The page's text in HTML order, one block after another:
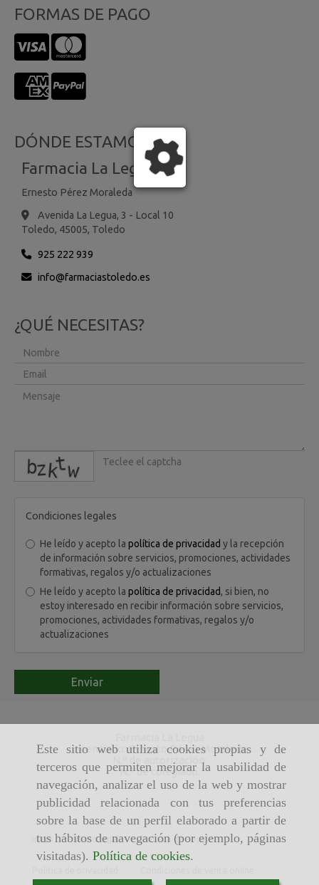
Este sitio web utiliza cookies propias y de
terceros que permiten mejorar la usabilidad de
navegación, analizar el uso de la web y mostrar
publicidad relacionada con tus preferencias
sobre la base de un perfil elaborado a partir de
tus hábitos de navegación (por ejemplo, páginas
visitadas). Política de cookies.
FORMAS DE PAGO
DÓNDE ESTAMOS
Farmacia La Legua
Ernesto Pérez Moraleda
Avenida La Legua, 3 - Local 10
Toledo, 45005, Toledo
925 222 939
info
farmaciastoledo.es
¿QUÉ NECESITAS?
captcha
Condiciones legales
He leído y acepto la política de privacidad y la recepción
de información sobre servicios, promociones, actividades
formativas, regalos y/o actualizaciones
He leído y acepto la política de privacidad, si bien, no
estoy interesado en recibir información sobre servicios,
promociones, actividades formativas, regalos y/o
actualizaciones
Enviar
Licenciado: Ernesto Pérez Moraleda
N.º de autorización:
N.º de colegiado:
Inicio Aviso legal Política de cookies